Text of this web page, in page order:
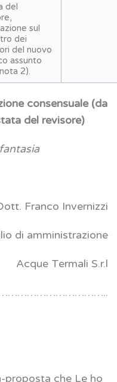
del
sul
dei
del nuovo
assunto
2).
consensuale (da
del revisore)
fantasia
Franco Invernizzi
di amministrazione
Acque Termali S.r.l
proposta che Le ho